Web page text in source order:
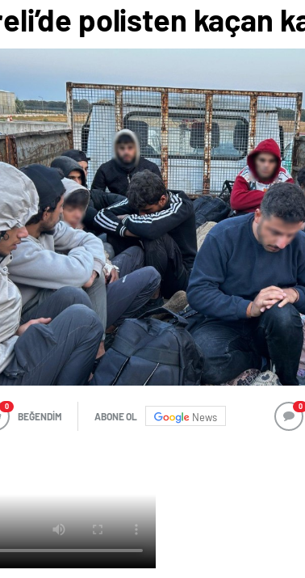
polisten kaçan
0
BEĞENDİM ABONE OL News
0